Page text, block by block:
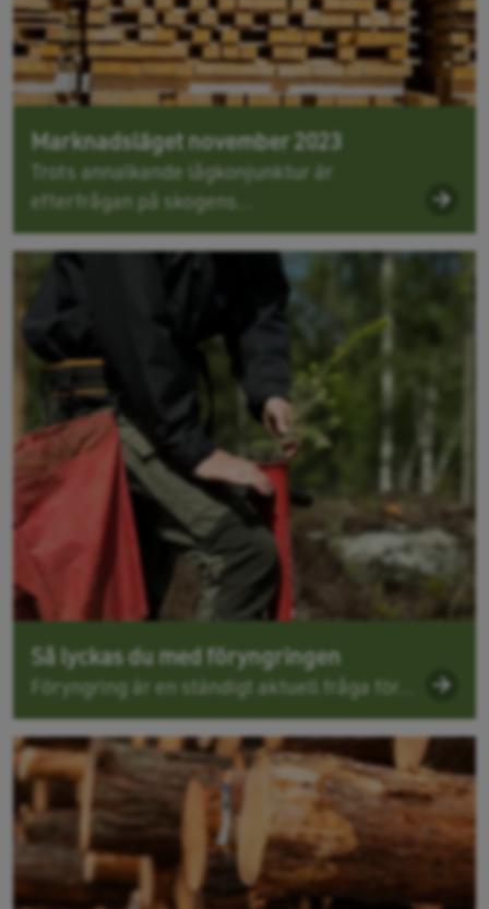
Marknadsläget november 2023
Trots annalkande lågkonjunktur är
efterfrågan på skogens...
Så lyckas du med föryngringen
Föryngring är en ständigt aktuell fråga för...